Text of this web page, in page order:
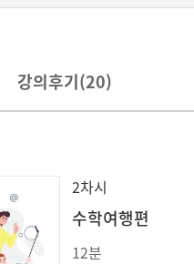
강의후기(20)
2차시
수학여행편
12분